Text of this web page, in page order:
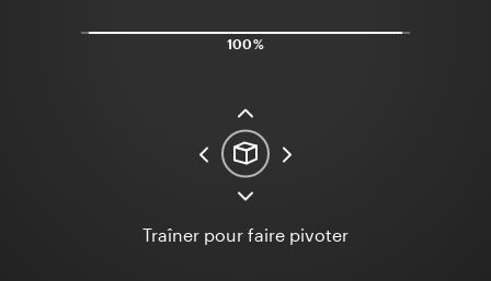
100%
Traîner pour faire pivoter